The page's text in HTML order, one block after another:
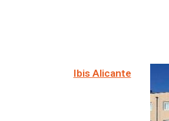
Ibis Alicante